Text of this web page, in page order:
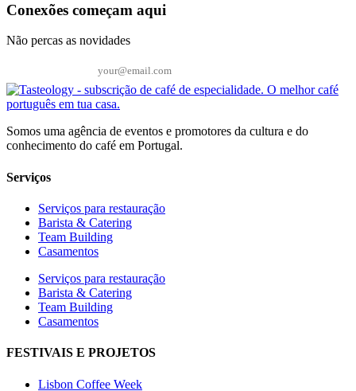
Conexões começam aqui
Não percas as novidades
Somos uma agência de eventos e promotores da cultura e do
conhecimento do café em Portugal.
Serviços
Serviços para restauração
Barista & Catering
Team Building
Casamentos
Serviços para restauração
Barista & Catering
Team Building
Casamentos
FESTIVAIS E PROJETOS
Lisbon Coffee Week